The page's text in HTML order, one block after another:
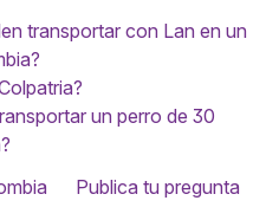
transportar con Lan en un
un perro de 30
Publica tu pregunta